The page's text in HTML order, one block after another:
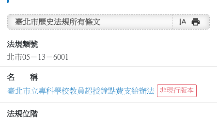
臺北市歷史法規所有條文 text_rotate_vertical print
法規類號
北市05－13－6001
名 稱
臺北市立專科學校教員超授鐘點費支給辦法
非現行版本
法規位階